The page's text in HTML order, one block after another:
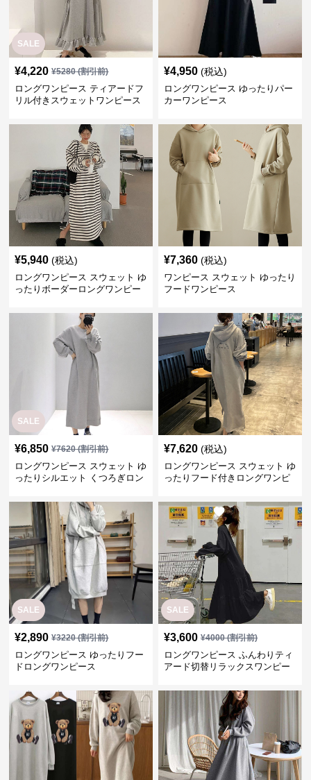
(税込)
ロングワンピース スウェット ゆ
ったりボーダーロングワンピー
ス
¥7,360 (税込)
ワンピース スウェット ゆったり
フードワンピース
SALE
¥7620 (割引前)
ロングワンピース スウェット ゆ
ったりシルエット くつろぎロン
グワンピース
7,620 (税込)
ロングワンピース スウェット ゆ
ったりフード付きロングワンピ
ース
SALE
¥2,890 3220(割引前)
ロングワンピース ゆったりフー
ドロングワンピース
SALE
¥3,600 ¥4000 (割引前)
ロングワンピース ふんわりティ
アード切替リラックスワンピー
ス
¥2,700 (税込)
ロングワンピース くまさんとシ
ューズ刺繍ゆったりワンピース
¥ 2,880 (税込)
ロングワンピース ふんわりシル
エット パーカーワンピース